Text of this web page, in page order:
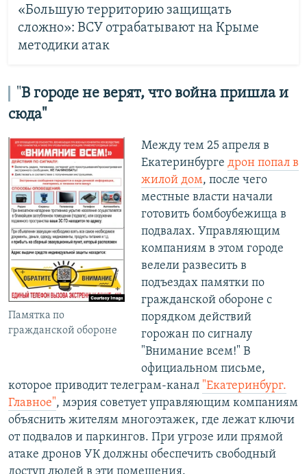
«Большую территорию защищать
сложно»: ВСУ отрабатывают на Крыме
методики атак
"В городе не верят, что война пришла и
сюда"
Памятка по
гражданской обороне
Между тем 25 апреля в
Екатеринбурге дрон попал в
жилой дом, после чего
местные власти начали
готовить бомбоубежища в
подвалах. Управляющим
компаниям в этом городе
велели развесить в
подъездах памятки по
гражданской обороне с
порядком действий
горожан по сигналу
"Внимание всем!" В
официальном письме,
которое приводит телеграм-канал "Екатеринбург.
Главное", мэрия советует управляющим компаниям
объяснить жителям многоэтажек, где лежат ключи
от подвалов и паркингов. При угрозе или прямой
атаке дронов УК должны обеспечить свободный
доступ людей в эти помещения.